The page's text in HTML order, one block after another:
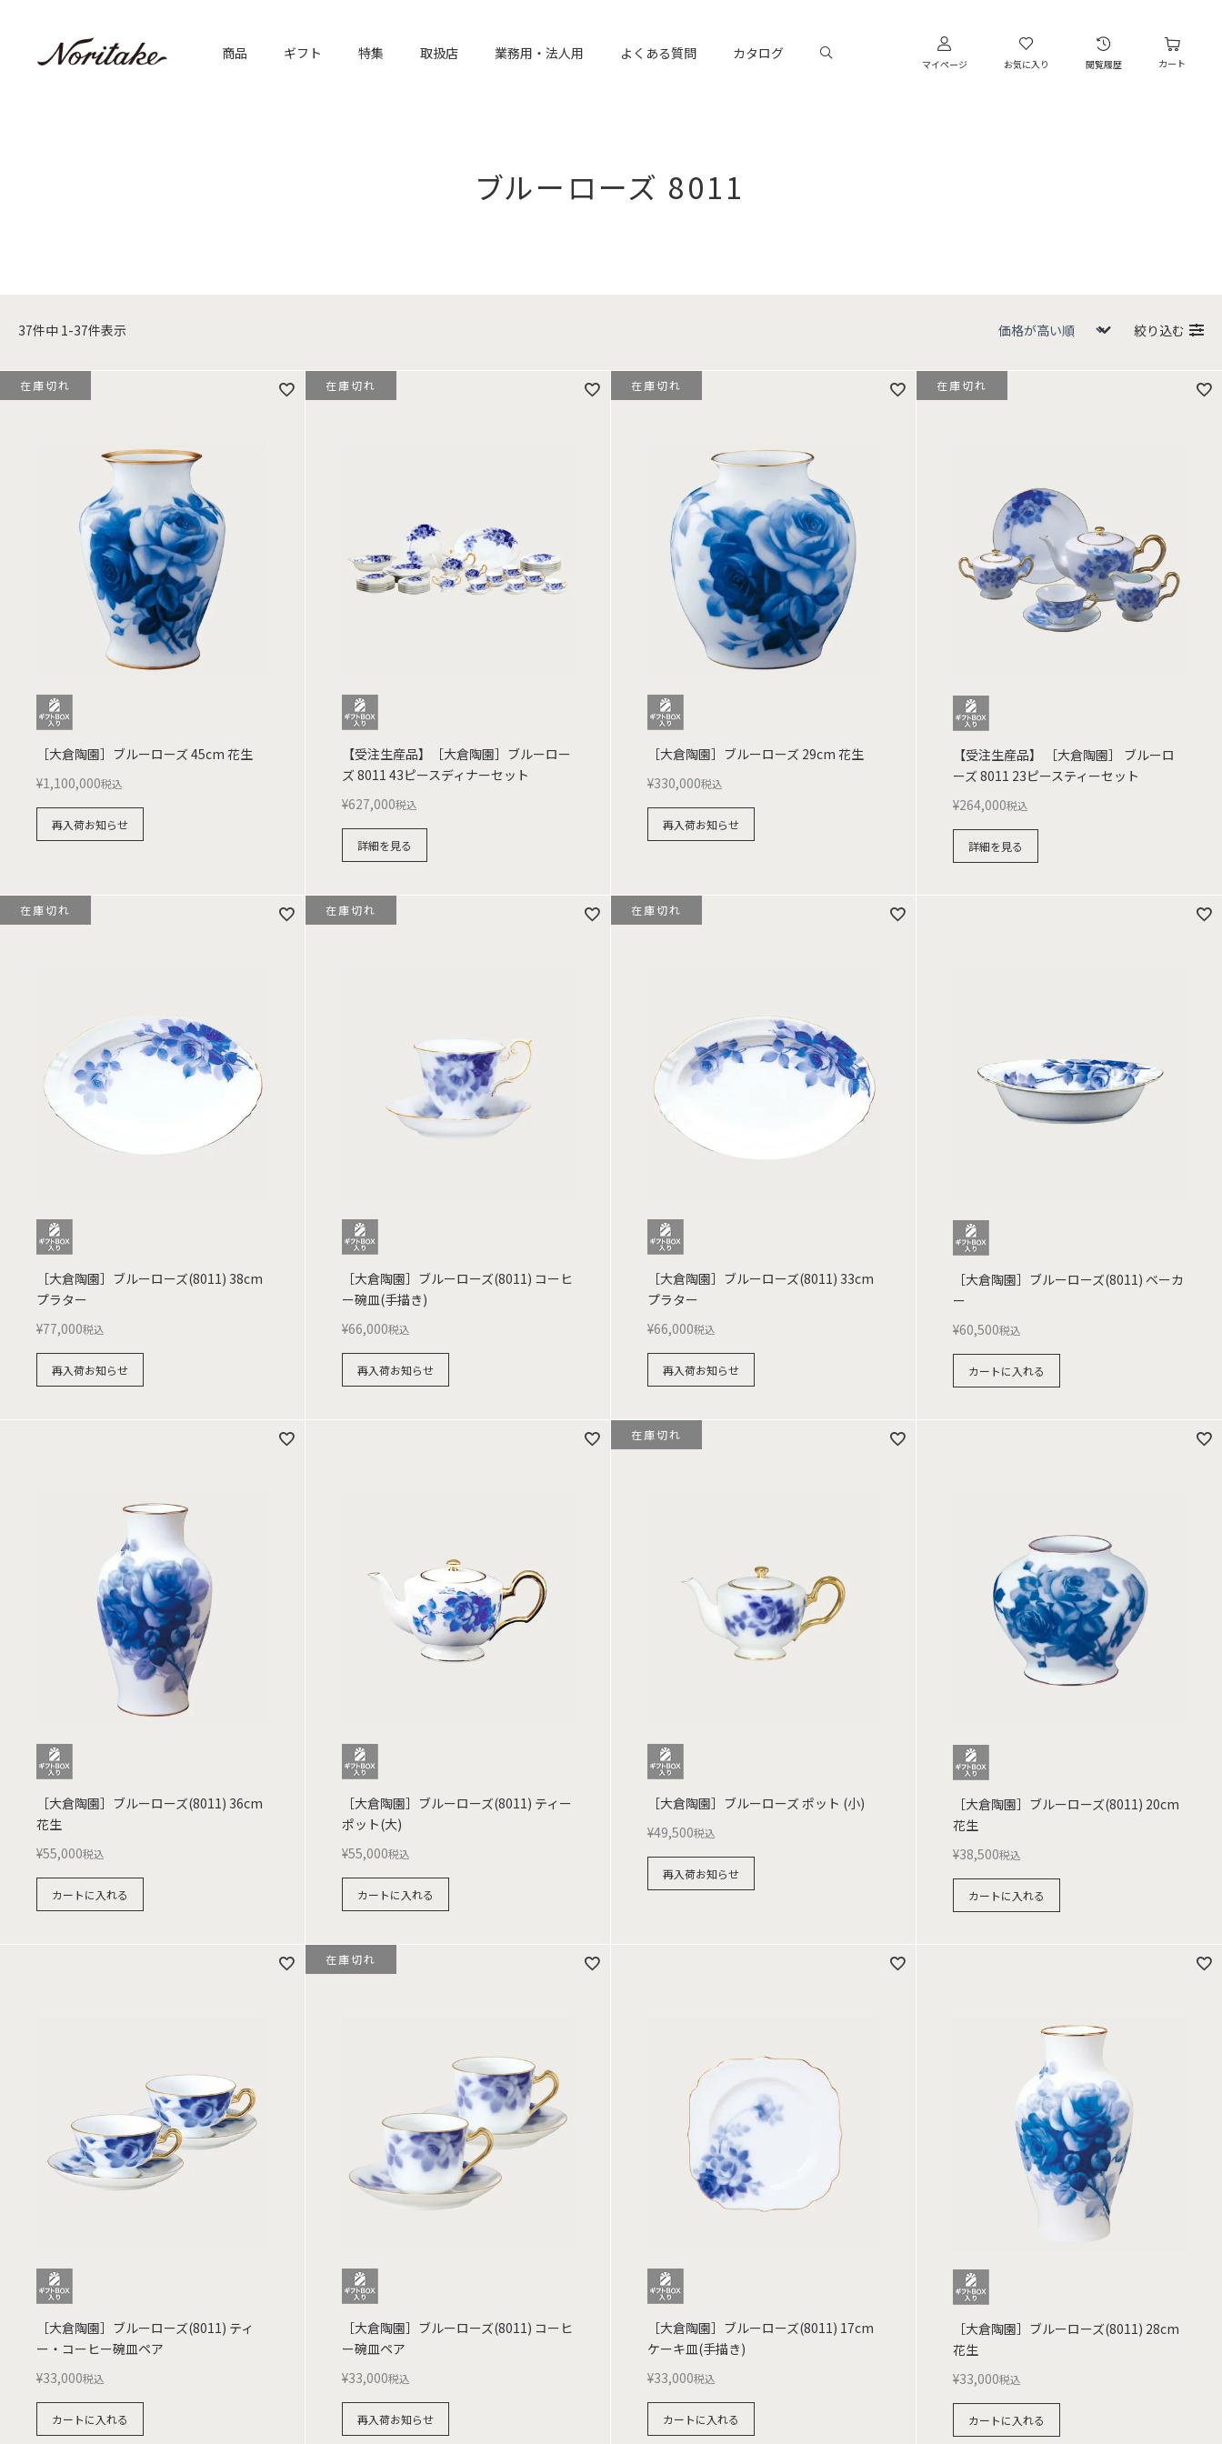
商品 ギフト 特集 取扱店 業務用・法人用 よくある質問 カタログ
マイページ お気に入り 閲覧履歴 カート
ブルーローズ 8011
37件中 1-37件表示 絞り込む
［大倉陶園］ブルーローズ 45cm 花生
¥1,100,000税込
再入荷お知らせ
在庫切れ
【受注生産品】［大倉陶園］ブルーロー
ズ 8011 43ピースディナーセット
¥627,000税込
詳細を見る
在庫切れ
［大倉陶園］ブルーローズ 29cm 花生
¥330,000税込
再入荷お知らせ
在庫切れ
【受注生産品】 ［大倉陶園］ ブルーロ
ーズ 8011 23ピースティーセット
¥264,000税込
詳細を見る
在庫切れ
［大倉陶園］ブルーローズ(8011) 38cm
プラター
¥77,000税込
再入荷お知らせ
在庫切れ
［大倉陶園］ブルーローズ(8011) コーヒ
ー碗皿(手描き)
¥66,000税込
再入荷お知らせ
在庫切れ
［大倉陶園］ブルーローズ(8011) 33cm
プラター
¥66,000税込
再入荷お知らせ
在庫切れ
［大倉陶園］ブルーローズ(8011) ベーカ
ー
¥60,500税込
カートに入れる
［大倉陶園］ブルーローズ(8011) 36cm
花生
¥55,000税込
カートに入れる
［大倉陶園］ブルーローズ(8011) ティー
ポット(大)
¥55,000税込
カートに入れる
［大倉陶園］ブルーローズ ポット (小)
¥49,500税込
再入荷お知らせ
在庫切れ
［大倉陶園］ブルーローズ(8011) 20cm
花生
¥38,500税込
カートに入れる
［大倉陶園］ブルーローズ(8011) ティ
ー・コーヒー碗皿ペア
¥33,000税込
カートに入れる
［大倉陶園］ブルーローズ(8011) コーヒ
ー碗皿ペア
¥33,000税込
再入荷お知らせ
在庫切れ
［大倉陶園］ブルーローズ(8011) 17cm
ケーキ皿(手描き)
¥33,000税込
カートに入れる
［大倉陶園］ブルーローズ(8011) 28cm
花生
¥33,000税込
カートに入れる